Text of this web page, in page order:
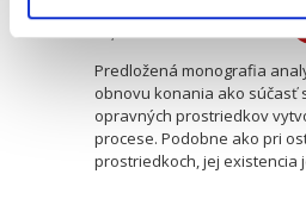
25,00 € s DPH
23,81 €bez DPH
Predložená monografia
obnovu konania ako súčasť
opravných prostriedkov
procese. Podobne ako pri
prostriedkoch, jej existencia